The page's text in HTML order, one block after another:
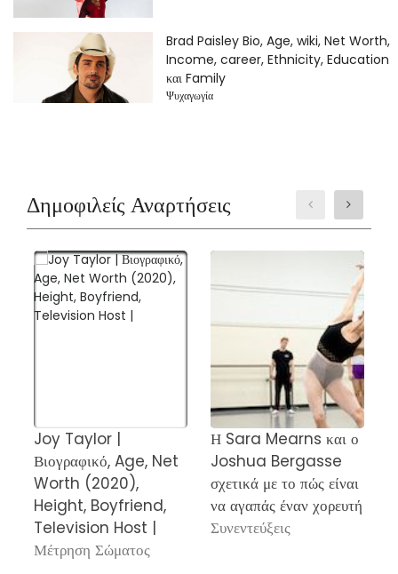
Brad Paisley Bio, Age, wiki, Net Worth,
Income, career, Ethnicity, Education
και Family
Ψυχαγωγία
Δημοφιλείς Αναρτήσεις
Joy Taylor |
Βιογραφικό, Age, Net
Worth (2020),
Height, Boyfriend,
Television Host |
Μέτρηση Σώματος
Η Sara Mearns και ο
Joshua Bergasse
σχετικά με το πώς είναι
να αγαπάς έναν χορευτή
Συνεντεύξεις